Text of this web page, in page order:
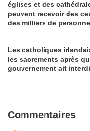
églises et des
peuvent recevoir des
des milliers de
Les catholiques
les sacrements après
gouvernement ait
Commentaires